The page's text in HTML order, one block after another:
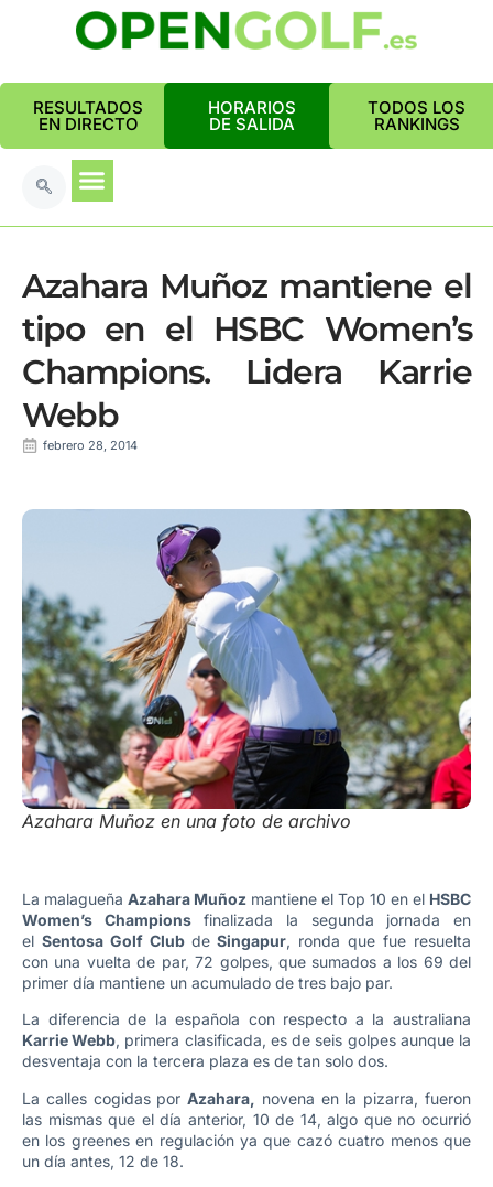
RESULTADOS
EN DIRECTO
HORARIOS
DE SALIDA
TODOS LOS
RANKINGS
Azahara Muñoz mantiene el
tipo en el HSBC Women’s
Champions. Lidera Karrie
Webb
febrero 28, 2014
Azahara Muñoz en una foto de archivo
La malagueña Azahara Muñoz mantiene el Top 10 en el HSBC
Women’s Championsfinalizada la segunda jornada en
el Sentosa Golf Club de Singapur, ronda que fue resuelta
con una vuelta de par, 72 golpes, que sumados a los 69 del
primer día mantiene un acumulado de tres bajo par.
La diferencia de la española con respecto a la australiana
Karrie Webb, primera clasificada, es de seis golpes aunque la
desventaja con la tercera plaza es de tan solo dos.
La calles cogidas porAzahara, novena en la pizarra, fueron
las mismas que el día anterior, 10 de 14, algo que no ocurrió
en los greenes en regulación ya que cazó cuatro menos que
un día antes, 12 de 18.